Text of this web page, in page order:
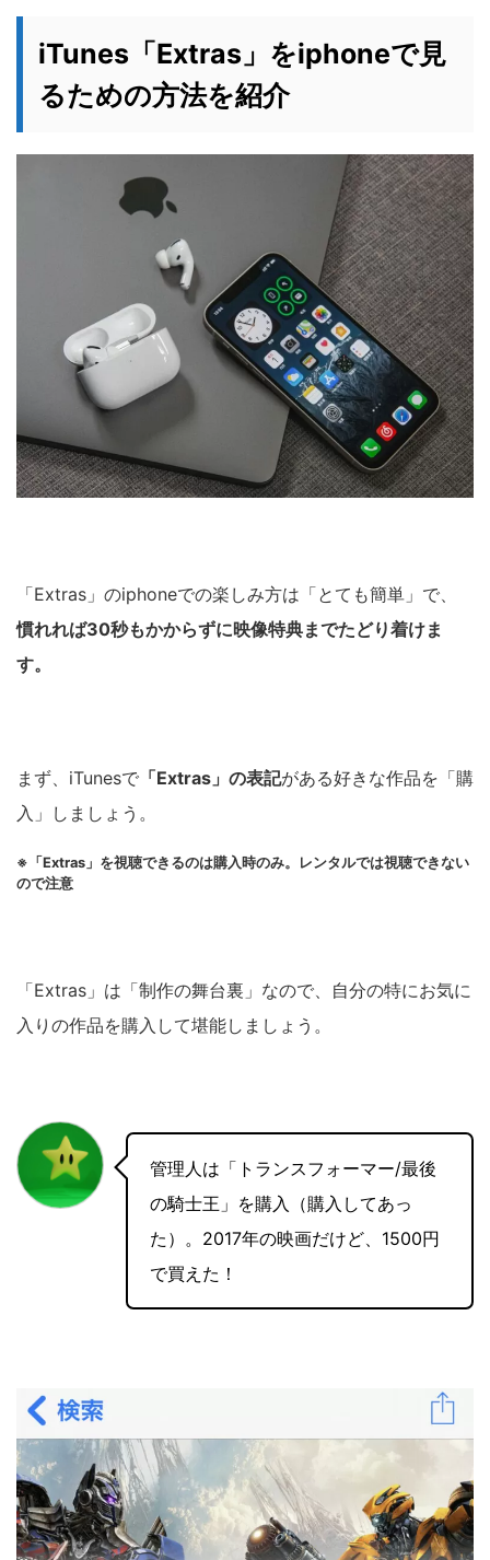
iTunes「Extras」をiphoneで見
るための方法を紹介
「Extras」のiphoneでの楽しみ方は「とても簡単」で、
慣れれば30秒もかからずに映像特典までたどり着けま
す。
まず、iTunesで 「Extras」の表記がある好きな作品を「購
入」しましょう。
※「Extras」を視聴できるのは購入時のみ。レンタルでは視聴できない
ので注意
「Extras」は「制作の舞台裏」なので、自分の特にお気に
入りの作品を購入して堪能しましょう。
管理人は「トランスフォーマー/最後
の騎士王」を購入（購入してあっ
た）。2017年の映画だけど、1500円
で買えた！